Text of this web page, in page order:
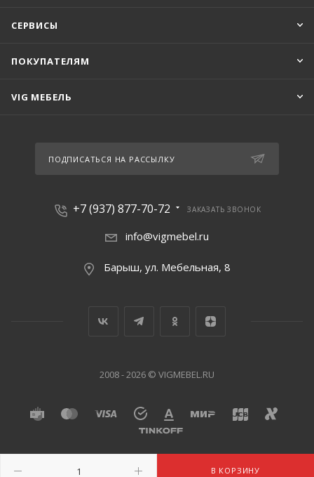
В КОРЗИНУ
СЕРВИСЫ
ПОКУПАТЕЛЯМ
VIG МЕБЕЛЬ
ПОДПИСАТЬСЯ НА РАССЫЛКУ
+7 (937) 877-70-72 ЗАКАЗАТЬ ЗВОНОК
info@vigmebel.ru
Барыш, ул. Мебельная, 8
2008 - 2026 © VIGMEBEL.RU